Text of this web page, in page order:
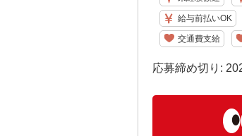
給与前払いOK
交通費支給
応募締め切り: